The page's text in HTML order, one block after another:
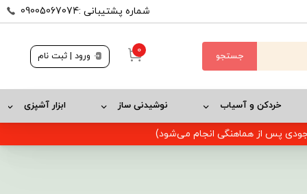
شماره پشتیبانی :09005067074
جستجو 0 ورود | ثبت نام
خردکن و آسیاب نوشیدنی ساز ابزار آشپزی
پس از هماهنگی انجام می‌شود)